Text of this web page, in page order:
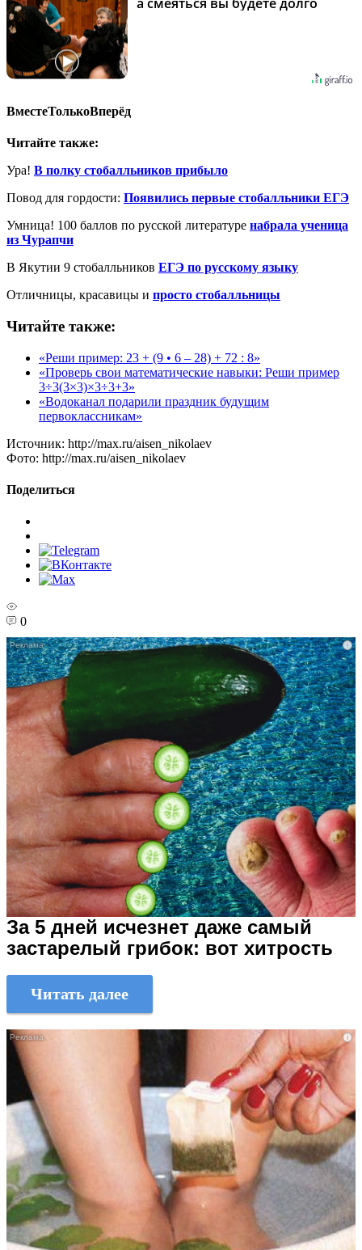
ВместеТолькоВперёд
Читайте также:
Ура! В полку стобалльников прибыло
Повод для гордости: Появились первые стобалльники ЕГЭ
Умница! 100 баллов по русской литературе набрала ученица
из Чурапчи
В Якутии 9 стобалльников ЕГЭ по русскому языку
Отличницы, красавицы и просто стобалльницы
Читайте также:
«Реши пример: 23 + (9 • 6 – 28) + 72 : 8»
«Проверь свои математические навыки: Реши пример
3÷3(3×3)×3÷3+3»
«Водоканал подарили праздник будущим
первоклассникам»
Источник: http://max.ru/aisen_nikolaev
Фото: http://max.ru/aisen_nikolaev
Поделиться
0
i
За 5 дней исчезнет даже самый
застарелый грибок: вот хитрость
Читать далее
i